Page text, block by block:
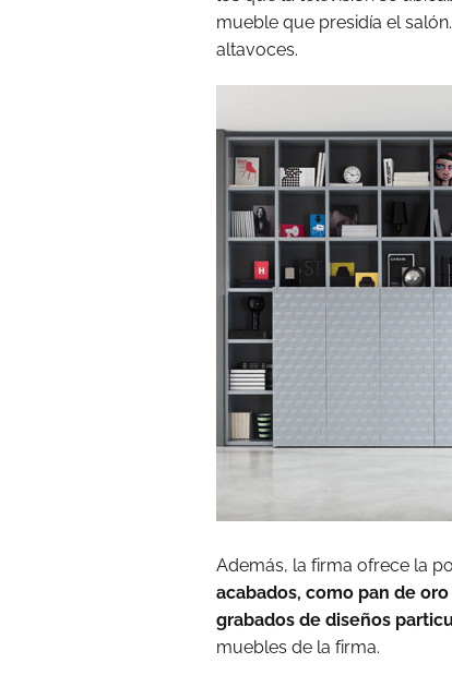
mueble que presidía el
altavoces.
Además, la firma ofrece la
acabados, como pan de
grabados de diseños
muebles de la firma.